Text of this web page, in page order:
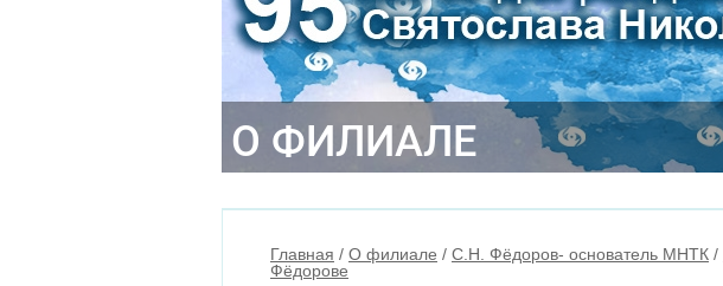
О ФИЛИАЛЕ
Главная / О филиале / С.Н. Фёдоров- основатель МНТК /
Фёдорове